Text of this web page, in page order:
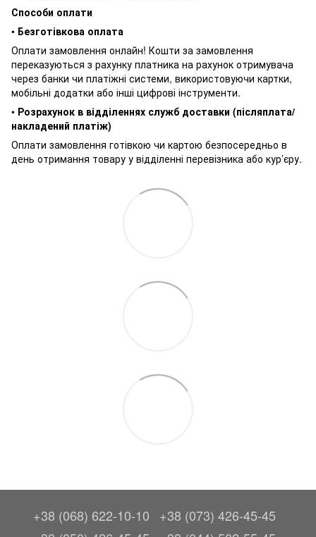
Способи оплати
• Безготівкова оплата
Оплати замовлення онлайн! Кошти за замовлення
переказуються з рахунку платника на рахунок отримувача
через банки чи платіжні системи, використовуючи картки,
мобільні додатки або інші цифрові інструменти.
• Розрахунок в відділеннях служб доставки (післяплата/
накладений платіж)
Оплати замовлення готівкою чи картою безпосередньо в
день отримання товару у відділенні перевізника або кур’єру.
+38 (068) 622-10-10
+38 (073) 426-45-45